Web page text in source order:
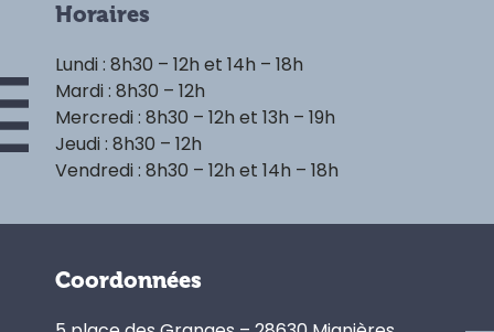
Horaires
Lundi : 8h30 – 12h et 14h – 18h
Mardi : 8h30 – 12h
Mercredi : 8h30 – 12h et 13h – 19h
Jeudi : 8h30 – 12h
Vendredi : 8h30 – 12h et 14h – 18h
Coordonnées